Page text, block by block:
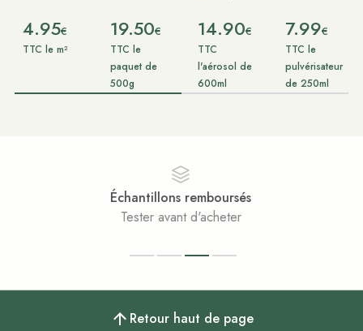
4.95€
TTC le m²
19.50€
TTC le
paquet de
500g
14.90€
TTC
l'aérosol de
600ml
7.99€
TTC le
pulvérisateur
de 250ml
Paiement sécurisé
Achats 100% sécurisés
Retour haut de page